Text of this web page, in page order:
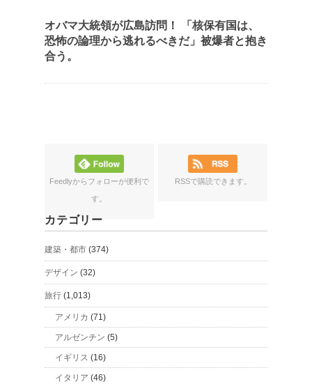
オバマ大統領が広島訪問！ 「核保有国は、
恐怖の論理から逃れるべきだ」被爆者と抱き
合う。
Feedlyからフォローが便利で
す。
RSSで購読できます。
カテゴリー
建築・都市 (374)
デザイン (32)
旅行 (1,013)
アメリカ (71)
アルゼンチン (5)
イギリス (16)
イタリア (46)